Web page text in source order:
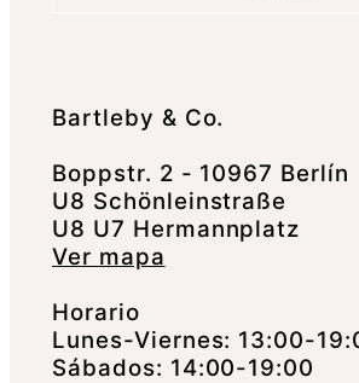
Bartleby & Co.
Boppstr. 2 - 10967 Berlín
U8 Schönleinstraße
U8 U7 Hermannplatz
Ver mapa
Horario
Lunes-Viernes: 13:00-
Sábados: 14:00-19:00